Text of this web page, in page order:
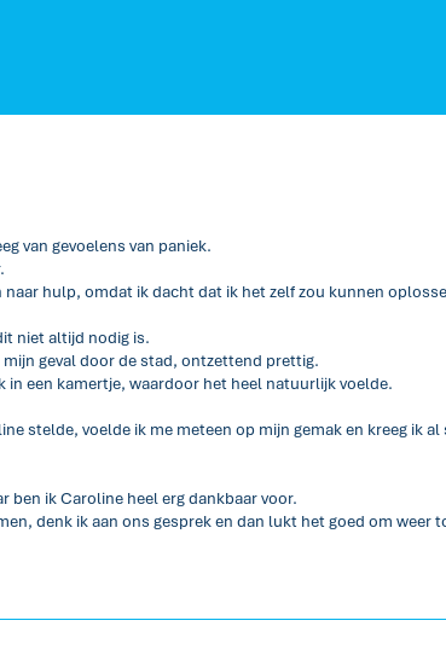
van gevoelens van paniek.
naar hulp, omdat ik dacht dat ik het zelf zou kunnen
niet altijd nodig is.
geval door de stad, ontzettend prettig.
in een kamertje, waardoor het heel natuurlijk voelde.
stelde, voelde ik me meteen op mijn gemak en kreeg ik
ben ik Caroline heel erg dankbaar voor.
denk ik aan ons gesprek en dan lukt het goed om